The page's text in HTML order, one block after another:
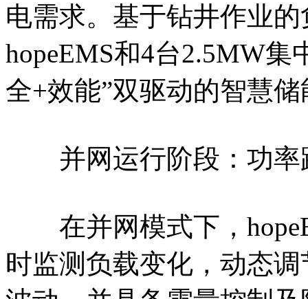
电需求。基于钻井作业
hopeEMS和4台2.5MW集
全+效能”双驱动的智慧
并网运行阶段：功率
在并网模式下，
时监测负载变化，动态